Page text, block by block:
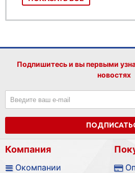
Подпишитесь и вы первыми
новостях
Компания
Окомпании